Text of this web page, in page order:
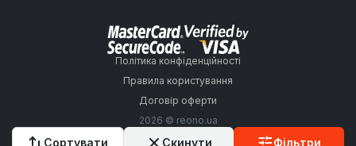
Сортувати Скинути Фільтри
Політика конфіденційності
Правила користування
Договір оферти
2026 © reono.ua